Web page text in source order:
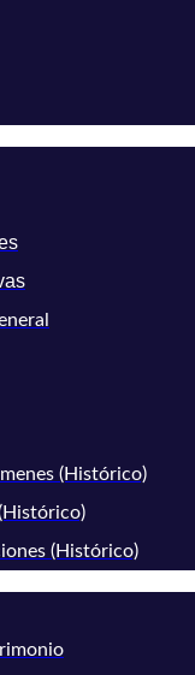
(Histórico)
(Histórico)